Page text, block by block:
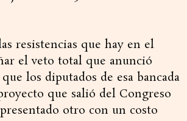
resistencias que hay en el
el veto total que anunció
los diputados de esa bancada
que salió del Congreso
otro con un costo